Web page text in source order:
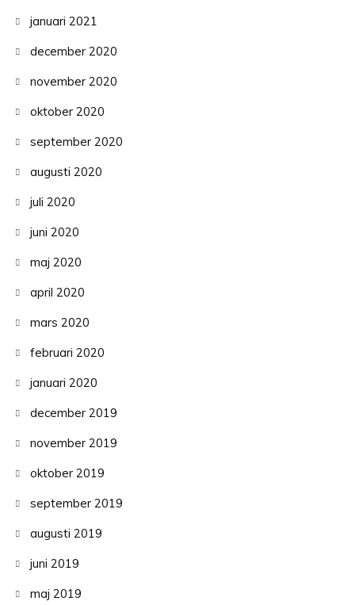
januari 2021
december 2020
november 2020
oktober 2020
september 2020
augusti 2020
juli 2020
juni 2020
maj 2020
april 2020
mars 2020
februari 2020
januari 2020
december 2019
november 2019
oktober 2019
september 2019
augusti 2019
juni 2019
maj 2019